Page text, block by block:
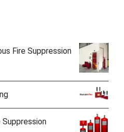
Fire Suppression
Suppression